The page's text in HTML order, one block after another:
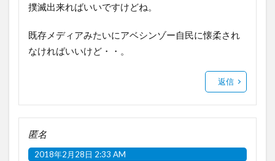
撲滅出来ればいいですけどね。
既存メディアみたいにアベシンゾー自民に懐柔され
なければいいけど・・。
返信
匿名
2018年2月28日 2:33 AM